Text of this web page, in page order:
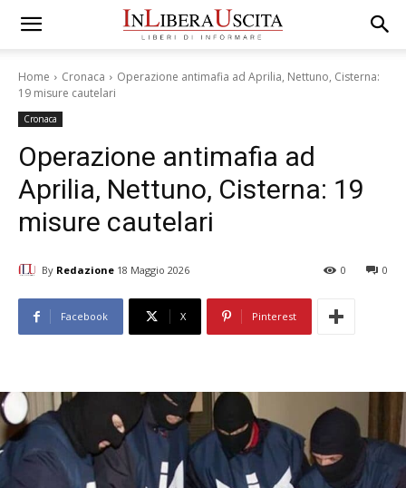
Home Cronaca
Operazione antimafia ad Aprilia, Nettuno, Cisterna:
19 misure cautelari
Cronaca
Operazione antimafia ad
Aprilia, Nettuno, Cisterna: 19
misure cautelari
By Redazione 18 Maggio 2026 0
0
Facebook X Pinterest